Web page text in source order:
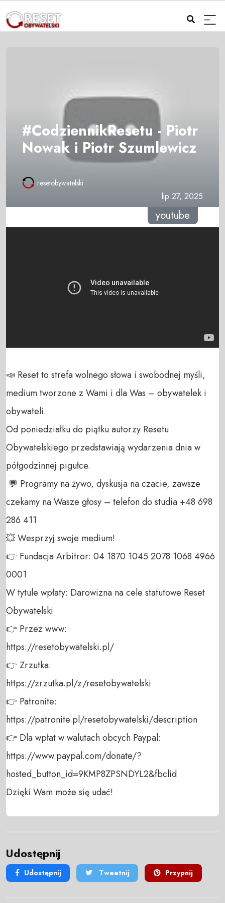
#CodziennikResetu - Piotr
Nowak i Piotr Szumlewicz
resetobywatelski
lip 27, 2025
youtube
📣 Reset to strefa wolnego słowa i swobodnej myśli,
medium tworzone z Wami i dla Was – obywatelek i
obywateli.
Od poniedziałku do piątku autorzy Resetu
Obywatelskiego przedstawiają wydarzenia dnia w
półgodzinnej pigułce.
czekamy na Wasze głosy – telefon do studia +48 698
286 411
💥 Wesprzyj swoje medium!
👉 Fundacja Arbitror: 04 1870 1045 2078 1068 4966
0001
W tytule wpłaty: Darowizna na cele statutowe Reset
Obywatelski
👉 Przez www:
https://resetobywatelski.pl/
👉 Zrzutka:
https://zrzutka.pl/z/resetobywatelski
👉 Patronite:
https://patronite.pl/resetobywatelski/description
👉 Dla wpłat w walutach obcych Paypal:
https://www.paypal.com/donate/?
hosted_button_id=9KMP8ZPSNDYL2&fbclid
Dzięki Wam może się udać!
Udostępnij
Udostępnij Tweetnij Przypnij